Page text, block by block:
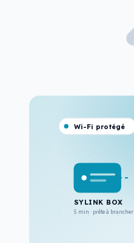
SYLINK BOX
5 min · prête à brancher
Wi-Fi protégé